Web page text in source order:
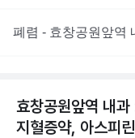
폐렴 - 효창공원앞역
효창공원앞역 내
지혈증약, 아스피